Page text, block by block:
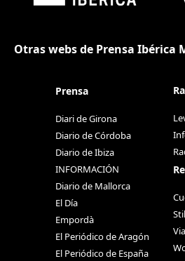
Otras webs de Prensa Ibérica
Prensa
Diari de Girona
Diario de Córdoba
Diario de Ibiza
INFORMACIÓN
Diario de Mallorca
El Día
Empordà
El Periódico de Aragón
El Periódico de España